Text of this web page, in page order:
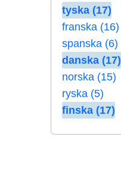
tyska (17)
franska (16)
spanska (6)
danska (17)
norska (15)
ryska (5)
finska (17)